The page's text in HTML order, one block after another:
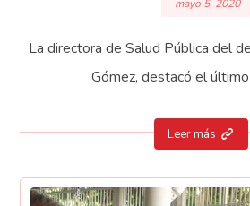
mayo 5, 2020
La directora de Salud Pública del
Gómez, destacó el
Leer más